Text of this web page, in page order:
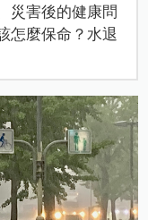
災害後的健康問
怎麼保命？水退